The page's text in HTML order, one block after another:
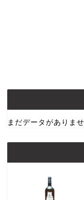
まだデータがありませ